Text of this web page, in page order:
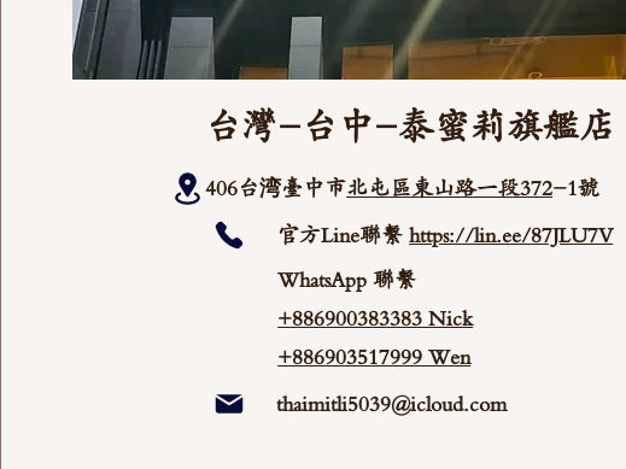
台灣-台中-泰蜜莉旗艦店
406台湾臺中市北屯區東山路一段372-1號
官方Line聯繫https://lin.ee/87JLU7V
WhatsApp 聯繫
+886900383383 Nick
+886903517999 Wen
thaimitli5039@icloud.com